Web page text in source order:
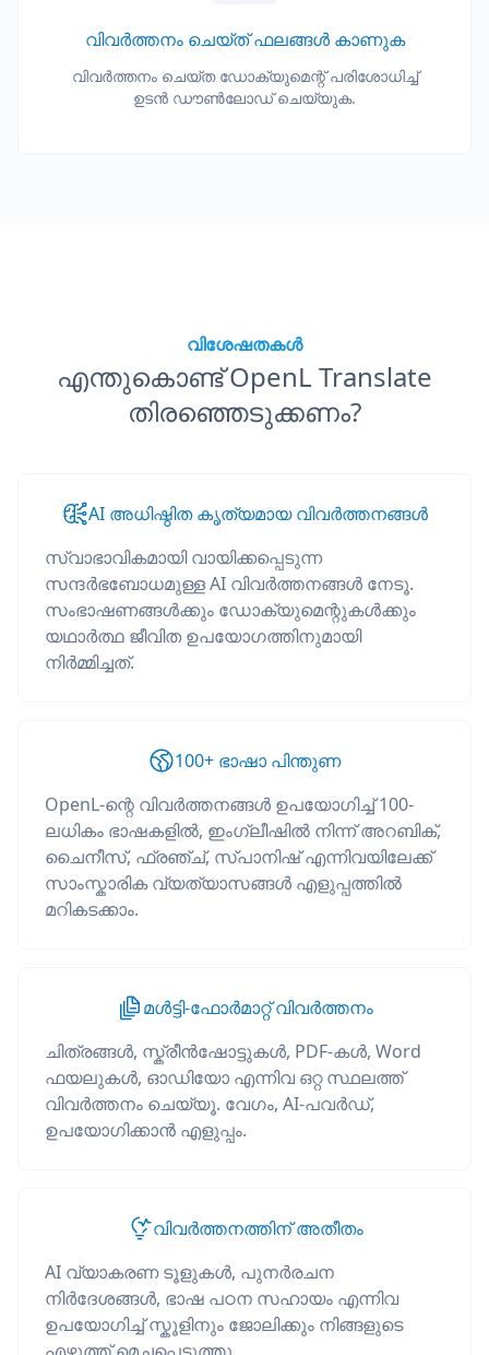
വിവർത്തനം ചെയ്ത് ഫലങ്ങൾ കാണുക
വിവർത്തനം ചെയ്ത ഡോക്യുമെന്റ് പരിശോധിച്ച്
ഉടൻ ഡൗൺലോഡ് ചെയ്യുക.
വിശേഷതകൾ
എന്തുകൊണ്ട് OpenL Translate
തിരഞ്ഞെടുക്കണം?
AI അധിഷ്ഠിത കൃത്യമായ വിവർത്തനങ്ങൾ
സ്വാഭാവികമായി വായിക്കപ്പെടുന്ന
സന്ദർഭബോധമുള്ള AI വിവർത്തനങ്ങൾ നേടൂ.
സംഭാഷണങ്ങൾക്കും ഡോക്യുമെന്റുകൾക്കും
യഥാർത്ഥ ജീവിത ഉപയോഗത്തിനുമായി
നിർമ്മിച്ചത്.
100+ ഭാഷാ പിന്തുണ
OpenL-ന്റെ വിവർത്തനങ്ങൾ ഉപയോഗിച്ച് 100-
ലധികം ഭാഷകളിൽ, ഇംഗ്ലീഷിൽ നിന്ന് അറബിക്,
ചൈനീസ്, ഫ്രഞ്ച്, സ്പാനിഷ് എന്നിവയിലേക്ക്
സാംസ്കാരിക വ്യത്യാസങ്ങൾ എളുപ്പത്തിൽ
മറികടക്കാം.
മൾട്ടി-ഫോർമാറ്റ് വിവർത്തനം
ചിത്രങ്ങൾ, സ്ക്രീൻഷോട്ടുകൾ, PDF-കൾ, Word
ഫയലുകൾ, ഓഡിയോ എന്നിവ ഒറ്റ സ്ഥലത്ത്
വിവർത്തനം ചെയ്യൂ. വേഗം, AI-പവർഡ്,
ഉപയോഗിക്കാൻ എളുപ്പം.
വിവർത്തനത്തിന് അതീതം
AI വ്യാകരണ ടൂളുകൾ, പുനർരചന
നിർദേശങ്ങൾ, ഭാഷ പഠന സഹായം എന്നിവ
ഉപയോഗിച്ച് സ്കൂളിനും ജോലിക്കും നിങ്ങളുടെ